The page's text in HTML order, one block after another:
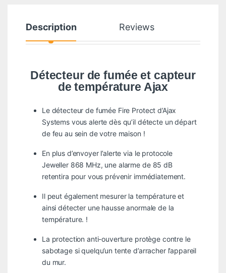
Description Reviews
Détecteur de fumée et capteur
de température Ajax
Le détecteur de fumée Fire Protect d’Ajax
Systems vous alerte dès qu’il détecte un départ
de feu au sein de votre maison !
En plus d’envoyer l’alerte via le protocole
Jeweller 868 MHz, une alarme de 85 dB
retentira pour vous prévenir immédiatement.
Il peut également mesurer la température et
ainsi détecter une hausse anormale de la
température. !
La protection anti-ouverture protège contre le
sabotage si quelqu’un tente d’arracher l’appareil
du mur.